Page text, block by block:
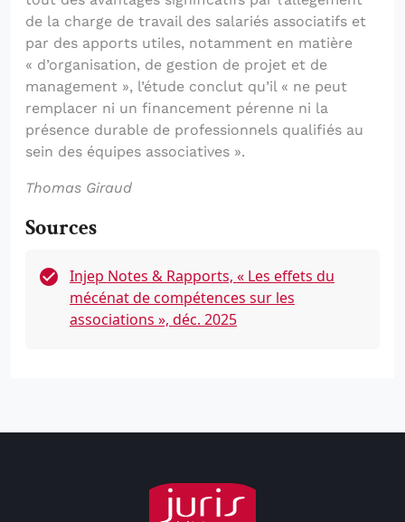
de la charge de travail des salariés associatifs et
par des apports utiles, notamment en matière
« d’organisation, de gestion de projet et de
management », l’étude conclut qu’il « ne peut
remplacer ni un financement pérenne ni la
présence durable de professionnels qualifiés au
sein des équipes associatives ».
Thomas Giraud
Sources
Injep Notes & Rapports, « Les effets du
mécénat de compétences sur les
associations », déc. 2025